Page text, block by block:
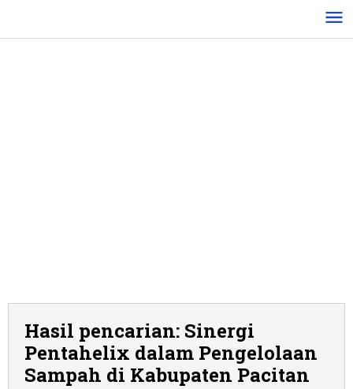
konten
Hasil pencarian: Sinergi
Pentahelix dalam Pengelolaan
Sampah di Kabupaten Pacitan